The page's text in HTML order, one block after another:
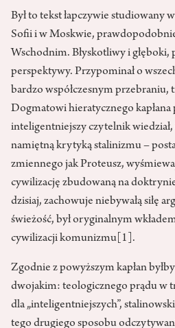
Był to tekst łapczywie studiowany
Sofii i w Moskwie,
Wschodnim. Błyskotliwy i głęboki,
perspektywy. Przypominał o
bardzo współczesnym przebraniu,
Dogmatowi hieratycznego kapłana
inteligentniejszy czytelnik wiedział,
namiętną krytyką stalinizmu –
zmiennego jak Proteusz,
cywilizację zbudowaną na
dzisiaj, zachowuje niebywałą siłę
świeżość, był oryginalnym
cywilizacji komunizmu [1] .
Zgodnie z powyższym kapłan
dwojakim: teologicznego prądu w
dla „inteligentniejszych”,
tego drugiego sposobu